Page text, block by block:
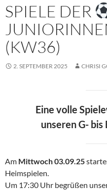
SPIELE DER
(KW36)
2. SEPTEMBER 2025 CHRISI
Eine volle
unseren G-
Am Mittwoch 03.09.25
Heimspielen.
Um 17:30 Uhr begrüßen